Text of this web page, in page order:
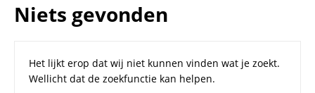
Niets gevonden
Het lijkt erop dat wij niet kunnen vinden wat je zoekt.
Wellicht dat de zoekfunctie kan helpen.